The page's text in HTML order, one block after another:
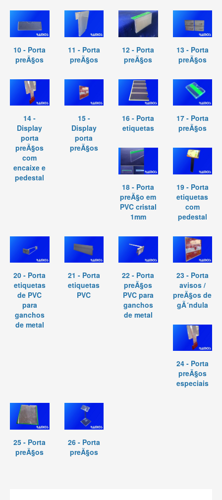
10 - Porta
preÃ§os
11 - Porta
preÃ§os
12 - Porta
preÃ§os
13 - Porta
preÃ§os
14 -
Display
porta
preÃ§os
com
encaixe e
pedestal
15 -
Display
porta
preÃ§os
16 - Porta
etiquetas
17 - Porta
preÃ§os
18 - Porta
preÃ§o em
PVC cristal
1mm
19 - Porta
etiquetas
com
pedestal
20 - Porta
etiquetas
de PVC
para
ganchos
de metal
21 - Porta
etiquetas
PVC
22 - Porta
preÃ§os
PVC para
ganchos
de metal
23 - Porta
avisos /
preÃ§os de
gÃ´ndula
24 - Porta
preÃ§os
especiais
25 - Porta
preÃ§os
26 - Porta
preÃ§os